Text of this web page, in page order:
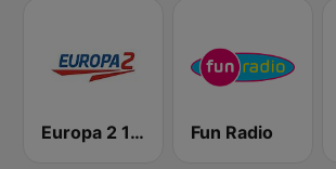
Europa 2 104.8 FM Fun Radio